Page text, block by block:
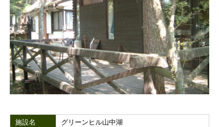
施設名
グリーンヒル山中湖